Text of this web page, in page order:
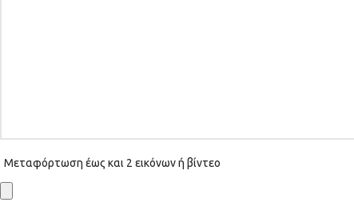
Μεταφόρτωση έως και 2 εικόνων ή βίντεο